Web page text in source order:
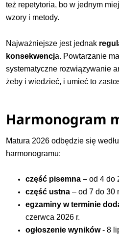
też repetytoria, bo w jednym
wzory i metody.
Najważniejsze jest jednak
konsekwencja. Powtarzanie
systematyczne rozwiązywanie
żeby i wiedzieć, i umieć to
Harmonogram
Matura 2026 odbędzie się
harmonogramu:
część pisemna – od 4 do
część ustna – od 7 do 30
egzaminy w terminie
czerwca 2026 r.
ogłoszenie wyników- 8